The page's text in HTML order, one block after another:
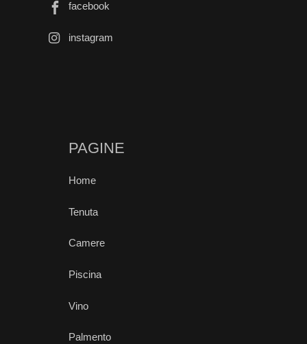
facebook
instagram
PAGINE
Home
Tenuta
Camere
Piscina
Vino
Palmento